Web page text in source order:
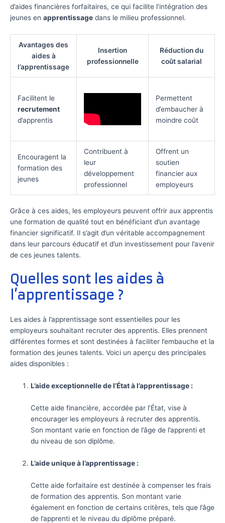
d’aides financières forfaitaires, ce qui facilite l’intégration des
jeunes en apprentissage dans le milieu professionnel.
Avantages des
aides à
l’apprentissage
Insertion
professionnelle
Réduction du
coût salarial
Facilitent le
recrutement
d’apprentis
Permettent
d’embaucher à
moindre coût
Encouragent la
formation des
jeunes
Contribuent à
leur
développement
professionnel
Offrent un
soutien
financier aux
employeurs
Grâce à ces aides, les employeurs peuvent offrir aux apprentis
une formation de qualité tout en bénéficiant d’un avantage
financier significatif. Il s’agit d’un véritable accompagnement
dans leur parcours éducatif et d’un investissement pour l’avenir
de ces jeunes talents.
Quelles sont les aides à
l’apprentissage ?
Les aides à l’apprentissage sont essentielles pour les
employeurs souhaitant recruter des apprentis. Elles prennent
différentes formes et sont destinées à faciliter l’embauche et la
formation des jeunes talents. Voici un aperçu des principales
aides disponibles :
L’aide exceptionnelle de l’État à l’apprentissage :
Cette aide financière, accordée par l’État, vise à
encourager les employeurs à recruter des apprentis.
Son montant varie en fonction de l’âge de l’apprenti et
du niveau de son diplôme.
L’aide unique à l’apprentissage :
Cette aide forfaitaire est destinée à compenser les frais
de formation des apprentis. Son montant varie
également en fonction de certains critères, tels que l’âge
de l’apprenti et le niveau du diplôme préparé.